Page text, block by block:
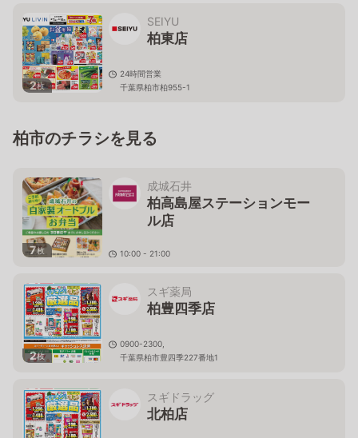
2枚
SEIYU
柏東店
24時間営業
千葉県柏市柏955-1
柏市のチラシを見る
7枚
成城石井
柏高島屋ステーションモー
ル店
10:00 - 21:00
2枚
スギ薬局
柏豊四季店
0900-2300,
千葉県柏市豊四季227番地1
スギドラッグ
北柏店